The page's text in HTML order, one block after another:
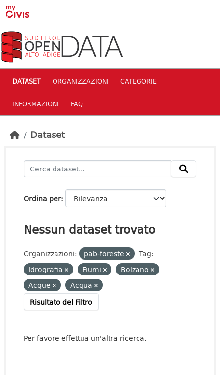
Skip to main content
DATASET ORGANIZZAZIONI CATEGORIE
INFORMAZIONI FAQ
Dataset
Ordina per
Nessun dataset trovato
Organizzazioni: pab-foreste
Tag:
Idrografia
Fiumi
Bolzano
Acque
Acqua
Risultato del Filtro
Per favore effettua un'altra ricerca.